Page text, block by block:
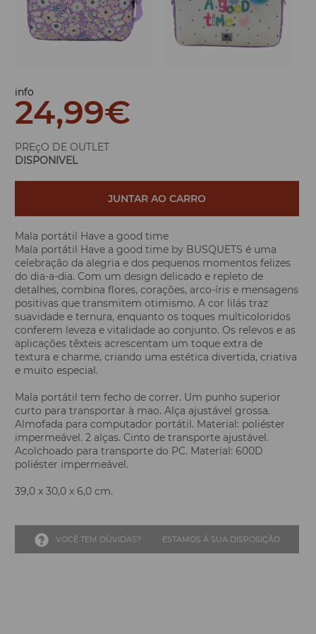
info
24,99€
PREçO DE OUTLET
DISPONIVEL
JUNTAR AO CARRO
Mala portátil Have a good time
Mala portátil Have a good time by BUSQUETS é uma
celebração da alegria e dos pequenos momentos felizes
do dia-a-dia. Com um design delicado e repleto de
detalhes, combina flores, corações, arco-íris e mensagens
positivas que transmitem otimismo. A cor lilás traz
suavidade e ternura, enquanto os toques multicoloridos
conferem leveza e vitalidade ao conjunto. Os relevos e as
aplicações têxteis acrescentam um toque extra de
textura e charme, criando uma estética divertida, criativa
e muito especial.
Mala portátil tem fecho de correr. Um punho superior
curto para transportar à mao. Alça ajustável grossa.
Almofada para computador portátil. Material: poliéster
impermeável. 2 alças. Cinto de transporte ajustável.
Acolchoado para transporte do PC. Material: 600D
poliéster impermeável.
39,0 x 30,0 x 6,0 cm.
VOCÊ TEM DÚVIDAS? ESTAMOS À SUA DISPOSIÇÃO